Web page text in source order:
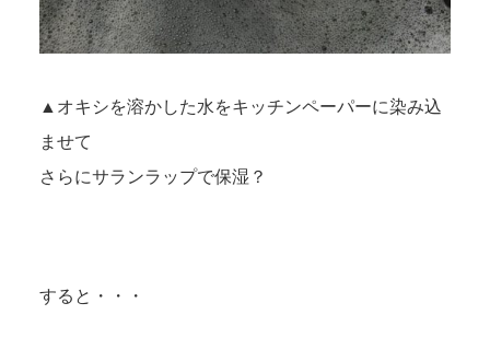
▲オキシを溶かした水をキッチンペーパーに染み込
ませて
さらにサランラップで保湿？
すると・・・